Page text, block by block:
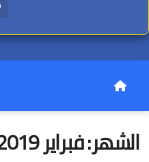
الشهر:فبراير 2019